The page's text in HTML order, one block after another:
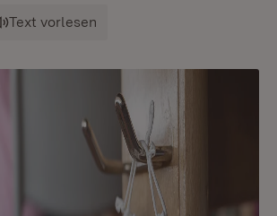
Text vorlesen